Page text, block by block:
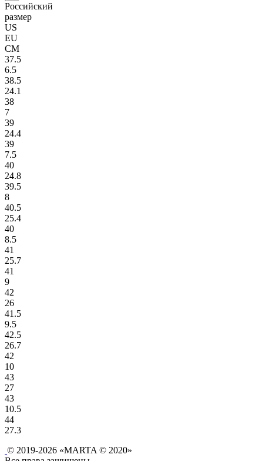
Российский
размер
US
EU
СМ
37.5
6.5
38.5
24.1
38
7
39
24.4
39
7.5
40
24.8
39.5
8
40.5
25.4
40
8.5
41
25.7
41
9
42
26
41.5
9.5
42.5
26.7
42
10
43
27
43
10.5
44
27.3
© 2019-2026 «MARTA © 2020»